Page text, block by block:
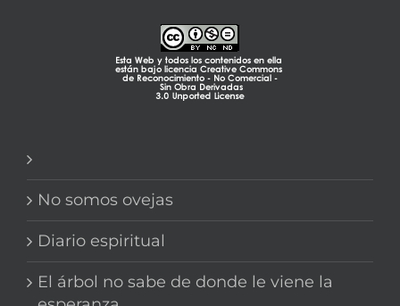
No somos ovejas
Diario espiritual
El árbol no sabe de donde le viene la